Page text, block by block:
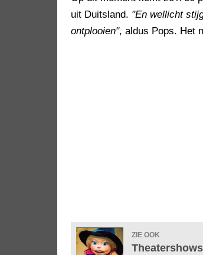
uit Duitsland. "En wellicht
ontplooien", aldus Pops. Het
ZIE OOK